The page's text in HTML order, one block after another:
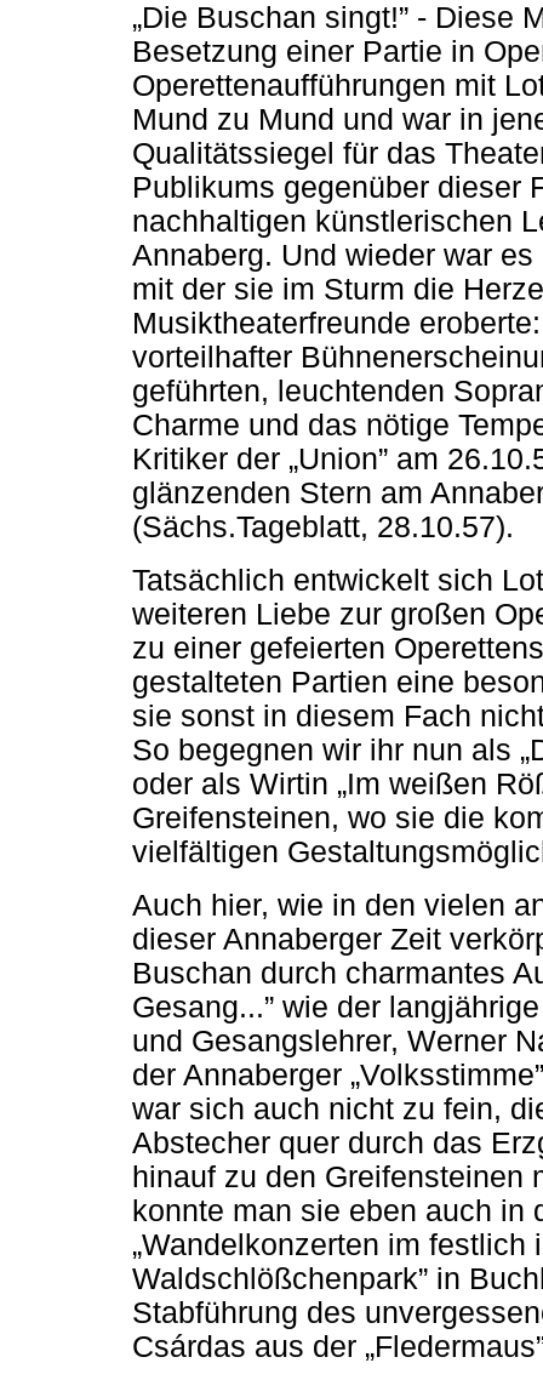
„Die Buschan singt!” - Diese
Besetzung einer Partie in
Operettenaufführungen mit
Mund zu Mund und war in
Qualitätssiegel für das
Publikums gegenüber dieser
nachhaltigen künstlerischen
Annaberg. Und wieder war es
mit der sie im Sturm die
Musiktheaterfreunde
vorteilhafter
geführten, leuchtenden
Charme und das nötige
Kritiker der „Union” am
glänzenden Stern am
(Sächs.Tageblatt, 28.10.57).
Tatsächlich entwickelt sich
weiteren Liebe zur großen
zu einer gefeierten
gestalteten Partien eine
sie sonst in diesem Fach
So begegnen wir ihr nun als
oder als Wirtin „Im weißen
Greifensteinen, wo sie die
vielfältigen
Auch hier, wie in den vielen
dieser Annaberger Zeit
Buschan durch charmantes
Gesang...” wie der
und Gesangslehrer, Werner
der Annaberger
war sich auch nicht zu fein,
Abstecher quer durch das
hinauf zu den Greifensteinen
konnte man sie eben auch in
„Wandelkonzerten im festlich
Waldschlößchenpark” in
Stabführung des
Csárdas aus der